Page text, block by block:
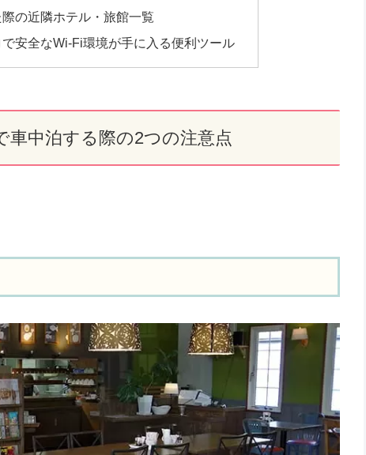
の近隣ホテル・旅館一覧
安全なWi-Fi環境が手に入る便利ツール
車中泊する際の2つの注意点